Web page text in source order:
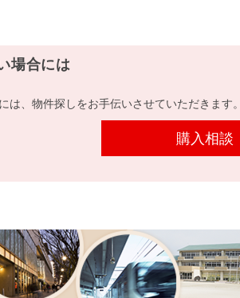
場合には
は、物件探しをお手伝いさせていただきます
購入相談